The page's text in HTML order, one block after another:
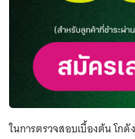
ในการตรวจสอบเบื้องต้น โก